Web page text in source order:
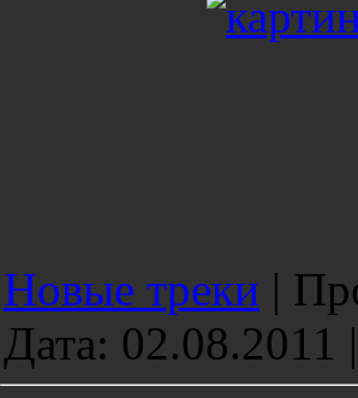
Новые треки |
Дата: 02.08.2011 |